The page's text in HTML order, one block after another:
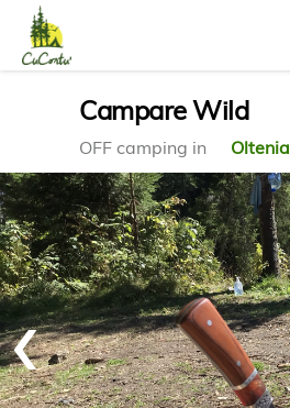
Campare Wild
OFF camping in Oltenia
‹